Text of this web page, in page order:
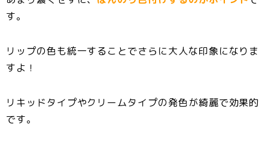
す。
リップの色も統一することでさらに大人な印象になりま
すよ！
リキッドタイプやクリームタイプの発色が綺麗で効果的
です。